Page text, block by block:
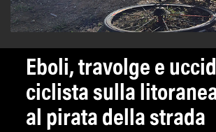
Eboli, travolge e
ciclista sulla
al pirata della strada